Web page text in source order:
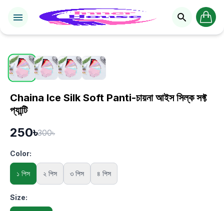
1 / 4
Chaina Ice Silk Soft Panti-চায়না আইস সিল্ক সফ্ট
প্যান্টি
250৳300৳
Color:
১ পিস ২ পিস ৩ পিস ৪ পিস
Size: